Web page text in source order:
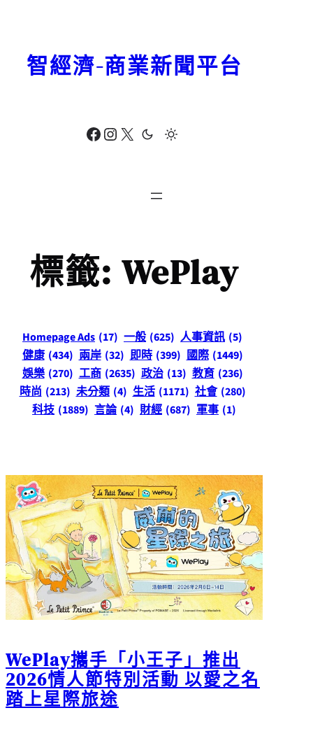
Facebook Instagram X
智經濟-商業新聞平台
標籤: WePlay
Homepage Ads (17) 一般 (625) 人事資訊 (5)
健康 (434) 兩岸 (32) 即時 (399) 國際 (1449)
娛樂 (270) 工商 (2635) 政治 (13) 教育 (236)
時尚 (213) 未分類 (4) 生活 (1171) 社會 (280)
科技 (1889) 言論 (4) 財經 (687) 軍事 (1)
WePlay攜手「小王子」推出
2026情人節特別活動 以愛之名
踏上星際旅途